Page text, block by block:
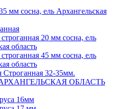
мм сосна, ель Архангельская
20 мм сосна, ель
область
45 мм сосна, ель
область
Строганная 32-35мм.
АРХАНГЕЛЬСКАЯ ОБЛАСТЬ
16мм